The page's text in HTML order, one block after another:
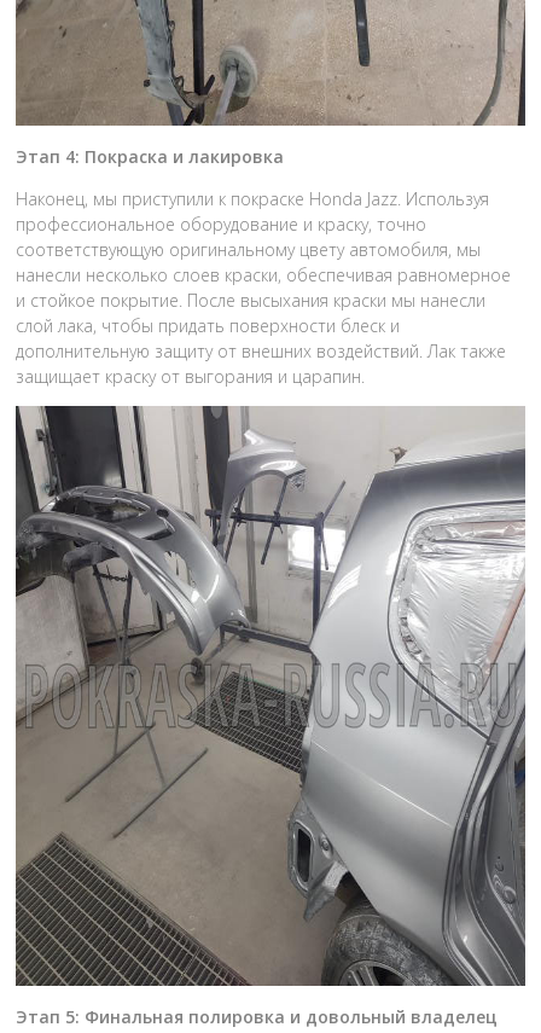
Этап 4: Покраска и лакировка
Наконец, мы приступили к покраске Honda Jazz. Используя
профессиональное оборудование и краску, точно
соответствующую оригинальному цвету автомобиля, мы
нанесли несколько слоев краски, обеспечивая равномерное
и стойкое покрытие. После высыхания краски мы нанесли
слой лака, чтобы придать поверхности блеск и
дополнительную защиту от внешних воздействий. Лак также
защищает краску от выгорания и царапин.
Этап 5: Финальная полировка и довольный владелец